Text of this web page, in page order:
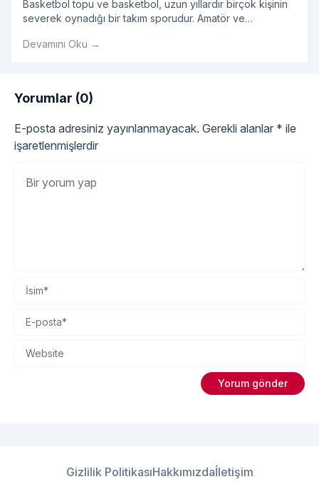
Basketbol topu ve basketbol, ​​uzun yıllardır birçok kişinin
severek oynadığı bir takım sporudur. Amatör ve
basket çok önemlidir.
Devamını Oku →
Yorumlar (0)
E-posta adresiniz yayınlanmayacak. Gerekli alanlar * ile
işaretlenmişlerdir
Gizlilik PolitikasıHakkımızdaİletişim